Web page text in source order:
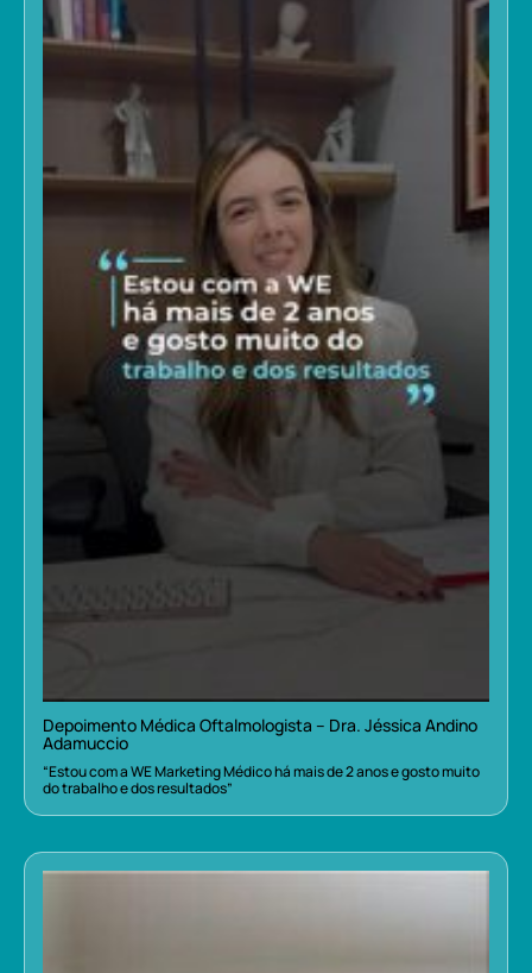
Depoimento Médica Oftalmologista – Dra. Jéssica Andino
Adamuccio
“Estou com a WE Marketing Médico há mais de 2 anos e gosto muito
do trabalho e dos resultados”